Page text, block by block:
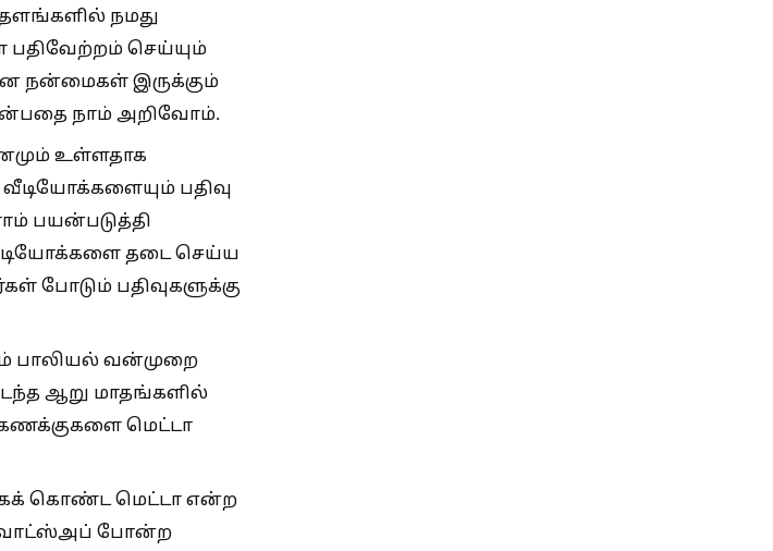
நமது
செய்யும்
நன்மைகள் இருக்கும்
நாம் அறிவோம்.
உள்ளதாக
பதிவு
பயன்படுத்தி
தடை செய்ய
போடும் பதிவுகளுக்கு
பாலியல் வன்முறை
ஆறு மாதங்களில்
கணக்குகளை மெட்டா
கொண்ட மெட்டா என்ற
வாட்ஸ்அப் போன்ற